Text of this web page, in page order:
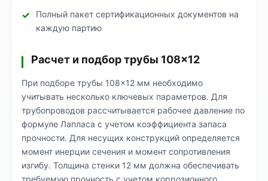
Полный пакет сертификационных документов на
каждую партию
Расчет и подбор трубы 108×12
При подборе трубы 108×12 мм необходимо
учитывать несколько ключевых параметров. Для
трубопроводов рассчитывается рабочее давление по
формуле Лапласа с учетом коэффициента запаса
прочности. Для несущих конструкций определяется
момент инерции сечения и момент сопротивления
изгибу. Толщина стенки 12 мм должна обеспечивать
требуемую прочность с учетом коррозионного